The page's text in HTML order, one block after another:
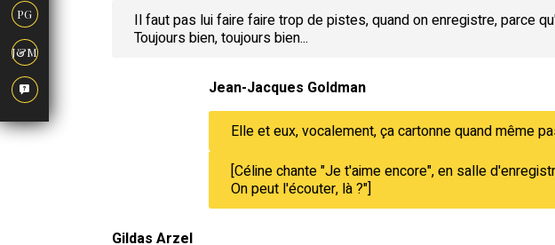
PG
J&M
Il faut pas lui faire faire trop de pistes, quand on enregistre, parce
Toujours bien, toujours bien...
Jean-Jacques Goldman
Elle et eux, vocalement, ça cartonne quand même
[Céline chante "Je t'aime encore", en salle
On peut l'écouter, là ?"]
Gildas Arzel